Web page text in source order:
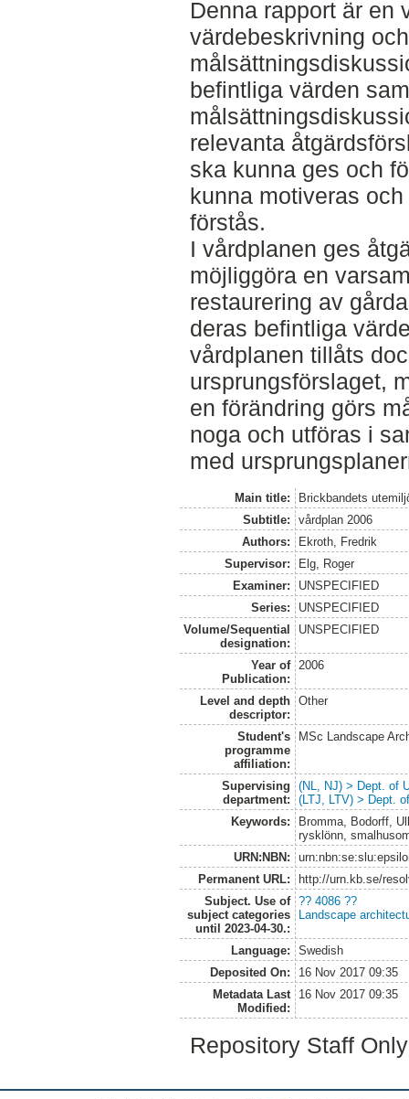
Denna rapport är en
värdebeskrivning och
befintliga värden
relevanta
ska kunna ges och
kunna motiveras och
förstås.
I vårdplanen ges
möjliggöra en
restaurering av
deras befintliga
vårdplanen tillåts
ursprungsförslaget,
en förändring görs
noga och utföras i
med
Main title:
Brickbandets
Subtitle:
vårdplan 2006
Authors:
Ekroth, Fredrik
Supervisor:
Elg, Roger
Examiner:
UNSPECIFIED
Series:
UNSPECIFIED
Volume/Sequential
designation:
UNSPECIFIED
Year of
Publication:
2006
Level and depth
descriptor:
Other
Student's
programme
affiliation:
MSc Landscape
Supervising
department:
(NL, NJ) > Dept. of
(LTJ, LTV) > Dept.
Keywords:
Bromma, Bodorff,
rysklönn,
URN:NBN:
Permanent URL:
http://urn.kb.se/
Subject. Use of
subject categories
until 2023-04-30.:
?? 4086 ??
Landscape
Language:
Swedish
Deposited On:
16 Nov 2017 09:35
Metadata Last
Modified:
16 Nov 2017 09:35
Repository Staff